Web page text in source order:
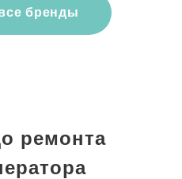
бренды
ремонта